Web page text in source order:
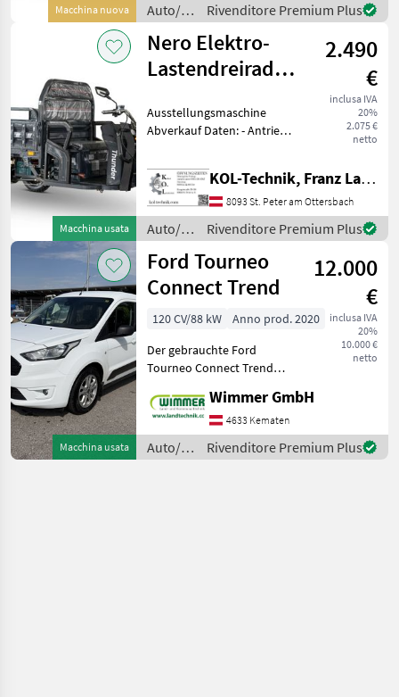
Macchina nuova
Auto/moto
/ Nero
Rivenditore Premium Plus
Macchina usata
Nero Elektro-
Lastendreirad/Tuk-
2.490
€
inclusa IVA
20%
2.075 €
netto
Ausstellungsmaschine
Abverkauf Daten: - Antrieb:
Batterie: 60 V, 45 Ah -
Bremse: Scheibenbremse
vorne, Trommelbremse
hinten - Max. G
KOL-Technik, Franz Lampl-Küssner
8093 St. Peter am Ottersbach
Auto/moto
/ Nero
Rivenditore Premium Plus
Macchina usata
Ford Tourneo
Connect Trend
12.000
€
inclusa IVA
20%
10.000 €
netto
120 CV/88 kW
Anno prod. 2020
Der gebrauchte Ford
Tourneo Connect Trend
seine hohe
Alltagstauglichkeit, den
großzügigen Innenraum
und eine umfangreiche
Wimmer GmbH
4633 Kematen
Auto/moto
/ Ford
Rivenditore Premium Plus